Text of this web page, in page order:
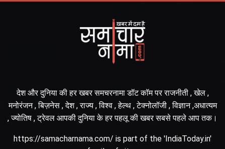
देश और दुनिया की हर खबर समचरनामा डॉट कॉम पर राजनीती , खेल ,
मनोरंजन , बिज़नेस , देश , राज्य , विश्व , हेल्थ , टेक्नोलॉजी , विज्ञान ,अधात्यम
, ज्योतिष , ट्रेवल आपकी दुनिया के हर पहलू की खबर सबसे पहले आप तक।
https://samacharnama.com/ is part of the 'IndiaToday.in'